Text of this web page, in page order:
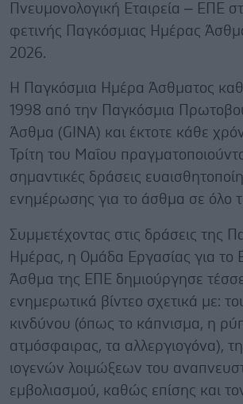
Πνευμονολογική Εταιρεία – ΕΠΕ
φετινής Παγκόσμιας Ημέρας
2026.
Η Παγκόσμια Ημέρα Άσθματος
1998 από την Παγκόσμια
Άσθμα (GINA) και έκτοτε κάθε
Τρίτη του Μαΐου
σημαντικές δράσεις
ενημέρωσης για το άσθμα σε όλο
Συμμετέχοντας στις δράσεις της
Ημέρας, η Ομάδα Εργασίας για το
Άσθμα της ΕΠΕ δημιούργησε
ενημερωτικά βίντεο σχετικά με:
κινδύνου (όπως το κάπνισμα, η
ατμόσφαιρας, τα αλλεργιογόνα),
ιογενών λοιμώξεων του
εμβολιασμού, καθώς επίσης και